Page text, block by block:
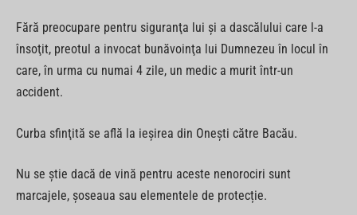
Fără preocupare pentru siguranţa lui şi a dascălului care l-a
însoţit, preotul a invocat bunăvoinţa lui Dumnezeu în locul în
care, în urma cu numai 4 zile, un medic a murit într-un
accident.
Curba sfinţită se află la ieşirea din Oneşti către Bacău.
Nu se știe dacă de vină pentru aceste nenorociri sunt
marcajele, șoseaua sau elementele de protecție.